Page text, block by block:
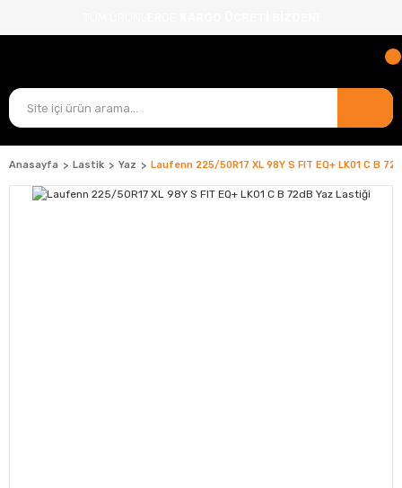
Anasayfa Lastik Yaz Laufenn 225/50R17 XL 98Y S FIT EQ+ LK01 C B